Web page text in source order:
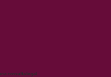
consulta legal.